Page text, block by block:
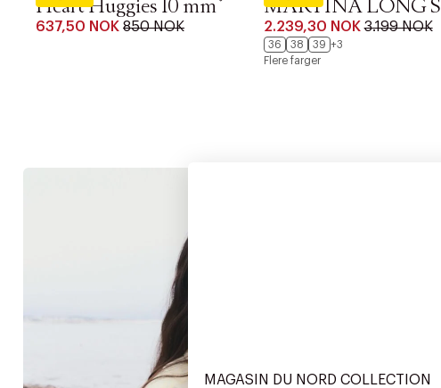
Heart Huggies 10 mm
637,50 NOK 850 NOK
MARTINA LONG S
2.239,30 NOK 3.199 NOK
36 38 39 +3
Flere farger
MAGASIN DU NORD COLLECTION